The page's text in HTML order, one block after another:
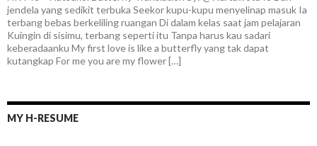
jendela yang sedikit terbuka Seekor kupu-kupu menyelinap masuk Ia
terbang bebas berkeliling ruangan Di dalam kelas saat jam pelajaran
Kuingin di sisimu, terbang seperti itu Tanpa harus kau sadari
keberadaanku My first love is like a butterfly yang tak dapat
kutangkap For me you are my flower […]
MY H-RESUME